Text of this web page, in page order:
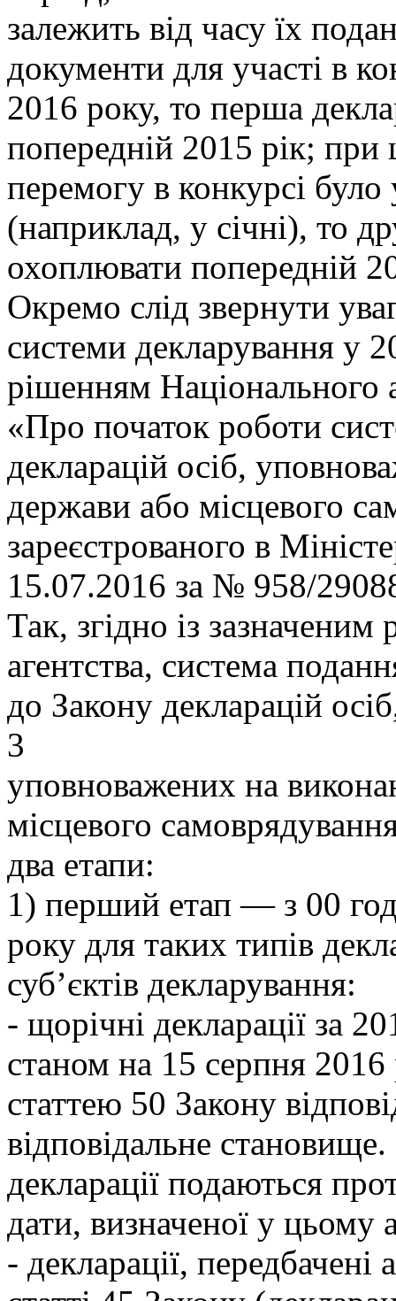
залежить від часу їх
документи для участі в
2016 року, то перша
попередній 2015 рік;
перемогу в конкурсі
(наприклад, у січні), то
охоплювати попередній
Окремо слід звернути
системи декларування у
рішенням Національного
«Про початок роботи
декларацій осіб,
держави або місцевого
зареєстрованого в
15.07.2016 за № 958/
Так, згідно із
агентства, система
до Закону декларацій
3
уповноважених на
місцевого
два етапи:
1) перший етап — з 00
року для таких типів
суб’єктів декларування:
- щорічні декларації за
станом на 15 серпня 2016
статтею 50 Закону
відповідальне
декларації подаються
дати, визначеної у цьому
- декларації,